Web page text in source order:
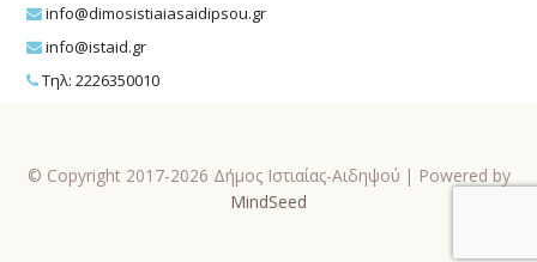
info@dimosistiaiasaidipsou.gr
info@istaid.gr
Τηλ: 2226350010
© Copyright 2017-2026 Δήμος Ιστιαίας-Αιδηψού | Powered by
MindSeed